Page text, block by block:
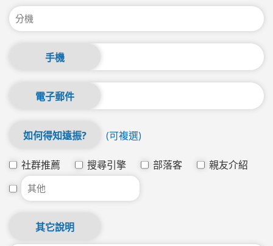
手機
電子郵件
如何得知遠振? (可複選)
社群推薦 搜尋引擎 部落客 親友介紹
其它說明